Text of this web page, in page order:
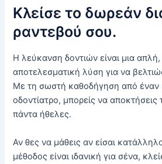
Κλείσε το δωρεάν
ραντεβού σου.
Η λεύκανση δοντιών είναι μια
αποτελεσματική λύση για να
Με τη σωστή καθοδήγηση από έναν
οδοντίατρο, μπορείς να
πάντα ήθελες.
Αν θες να μάθεις αν είσαι
μέθοδος είναι ιδανική για σένα,